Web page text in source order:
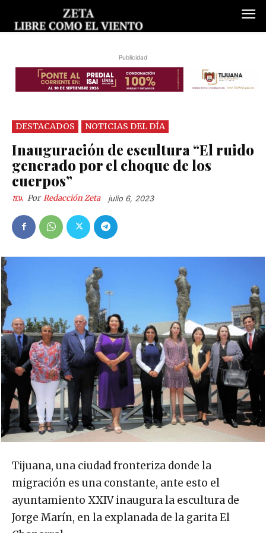
Publicidad
DESTACADOS NOTICIAS DEL DÍA
Inauguración de escultura “El ruido
generado por el choque de los
cuerpos”
Por Redacción Zeta julio 6, 2023
Tijuana, una ciudad fronteriza donde la
migración es una constante, ante esto el
ayuntamiento XXIV inaugura la escultura de
Jorge Marín, en la explanada de la garita El